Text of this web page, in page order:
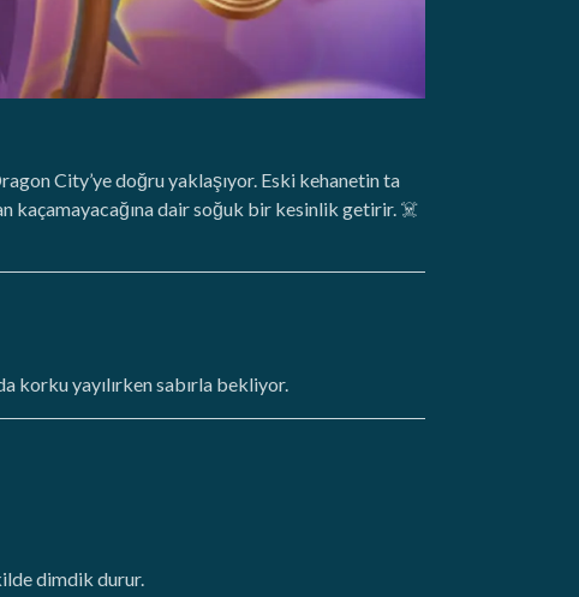
City’ye doğru yaklaşıyor. Eski kehanetin ta
kaçamayacağına dair soğuk bir kesinlik getirir. ☠️
korku yayılırken sabırla bekliyor.
dimdik durur.